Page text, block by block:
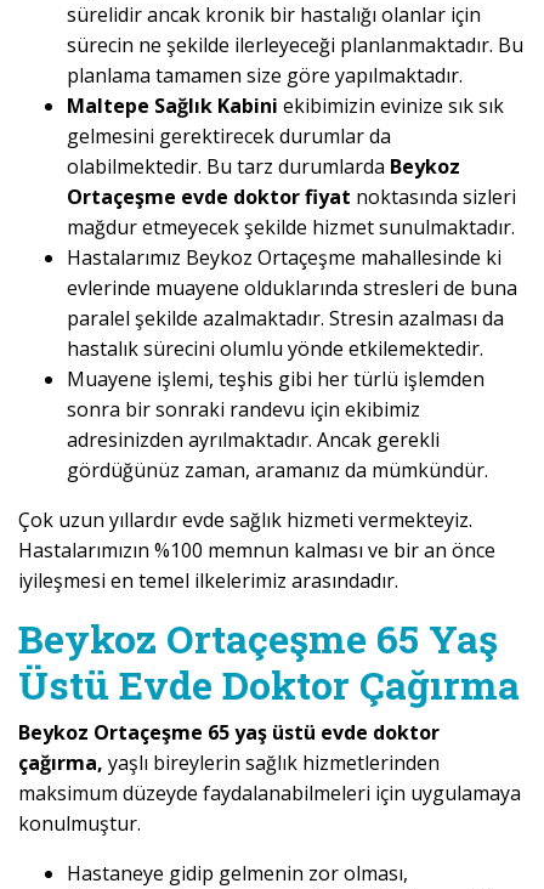
sürelidir ancak kronik bir hastalığı olanlar için
sürecin ne şekilde ilerleyeceği planlanmaktadır. Bu
planlama tamamen size göre yapılmaktadır.
Maltepe Sağlık Kabini ekibimizin evinize sık sık
gelmesini gerektirecek durumlar da
olabilmektedir. Bu tarz durumlarda Beykoz
Ortaçeşme evde doktor fiyat noktasında sizleri
mağdur etmeyecek şekilde hizmet sunulmaktadır.
Hastalarımız Beykoz Ortaçeşme mahallesinde ki
evlerinde muayene olduklarında stresleri de buna
paralel şekilde azalmaktadır. Stresin azalması da
hastalık sürecini olumlu yönde etkilemektedir.
Muayene işlemi, teşhis gibi her türlü işlemden
sonra bir sonraki randevu için ekibimiz
adresinizden ayrılmaktadır. Ancak gerekli
gördüğünüz zaman, aramanız da mümkündür.
Çok uzun yıllardır evde sağlık hizmeti vermekteyiz.
Hastalarımızın %100 memnun kalması ve bir an önce
iyileşmesi en temel ilkelerimiz arasındadır.
Beykoz Ortaçeşme 65 Yaş
Üstü Evde Doktor Çağırma
Beykoz Ortaçeşme 65 yaş üstü evde doktor
çağırma, yaşlı bireylerin sağlık hizmetlerinden
maksimum düzeyde faydalanabilmeleri için uygulamaya
konulmuştur.
Hastaneye gidip gelmenin zor olması,